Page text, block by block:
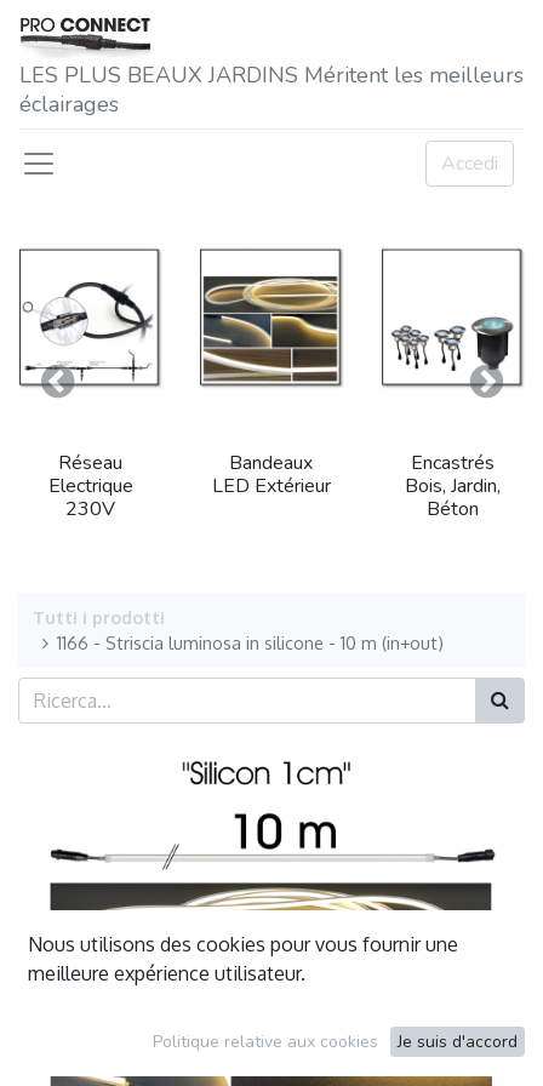
LES P​LUS BEAUX JARDINS Méritent les meilleurs
éclairages
Accedi
Réseau
Electrique
230V
Bandeaux
LED Extérieur
Encastrés
Bois, Jardin,
Béton
Precedente
Tutti i prodotti
1166 - Striscia luminosa in silicone - 10 m (in+out)
Nous utilisons des cookies pour vous fournir une
meilleure expérience utilisateur.
Politique relative aux cookies Je suis d'accord